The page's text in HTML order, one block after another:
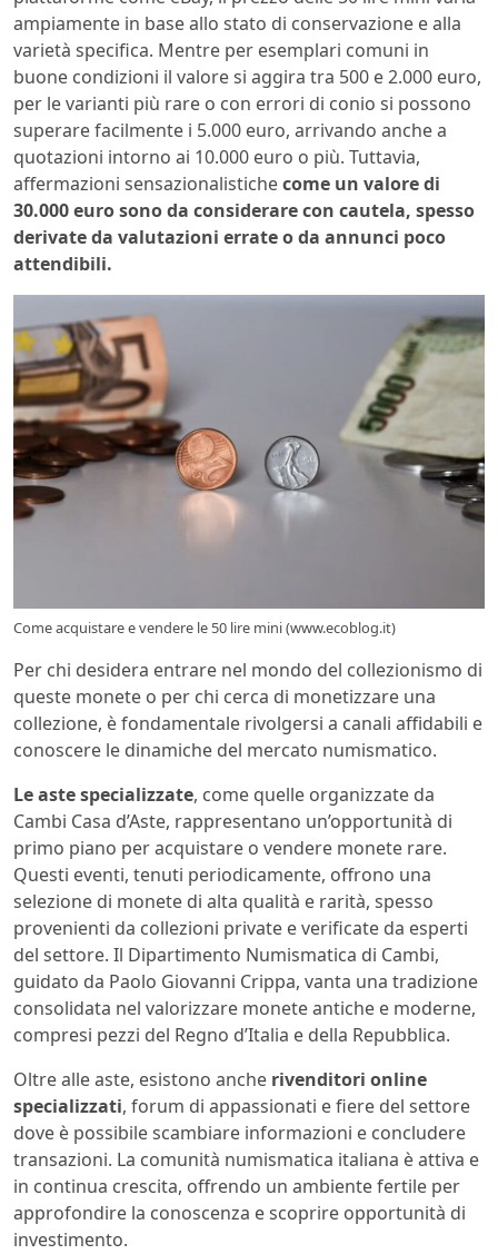
ampiamente in base allo stato di conservazione e alla
varietà specifica. Mentre per esemplari comuni in
buone condizioni il valore si aggira tra 500 e 2.000 euro,
per le varianti più rare o con errori di conio si possono
superare facilmente i 5.000 euro, arrivando anche a
quotazioni intorno ai 10.000 euro o più. Tuttavia,
affermazioni sensazionalistichecome un valore di
30.000 euro sono da considerare con cautela, spesso
derivate da valutazioni errate o da annunci poco
attendibili.
Come acquistare e vendere le 50 lire mini (www.ecoblog.it)
Per chi desidera entrare nel mondo del collezionismo di
queste monete o per chi cerca di monetizzare una
collezione, è fondamentale rivolgersi a canali affidabili e
conoscere le dinamiche del mercato numismatico.
Le aste specializzate, come quelle organizzate da
Cambi Casa d’Aste, rappresentano un’opportunità di
primo piano per acquistare o vendere monete rare.
Questi eventi, tenuti periodicamente, offrono una
selezione di monete di alta qualità e rarità, spesso
provenienti da collezioni private e verificate da esperti
del settore. Il Dipartimento Numismatica di Cambi,
guidato da Paolo Giovanni Crippa, vanta una tradizione
consolidata nel valorizzare monete antiche e moderne,
compresi pezzi del Regno d’Italia e della Repubblica.
Oltre alle aste, esistono anche rivenditori online
specializzati, forum di appassionati e fiere del settore
dove è possibile scambiare informazioni e concludere
transazioni. La comunità numismatica italiana è attiva e
in continua crescita, offrendo un ambiente fertile per
approfondire la conoscenza e scoprire opportunità di
investimento.